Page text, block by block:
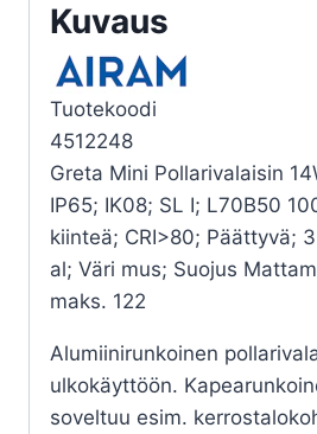
H1100
määrä
Kuvaus
Tuotekoodi
4512248
Greta Mini Pollarivalaisin
IP65; IK08; SL I; L70B50
kiinteä; CRI>80; Päättyvä;
al; Väri mus; Suojus
maks. 122
Alumiinirunkoinen
ulkokäyttöön.
soveltuu esim.